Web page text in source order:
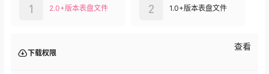
2.0+版本表盘文件
1 1.0+版本表盘文件
2
下载权限
查看